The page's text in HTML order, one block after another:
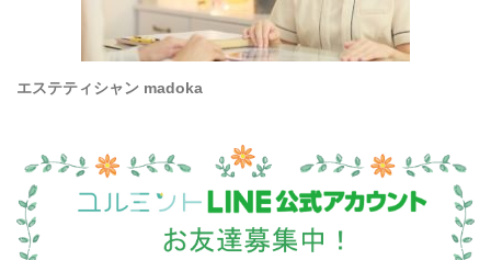
エステティシャン madoka